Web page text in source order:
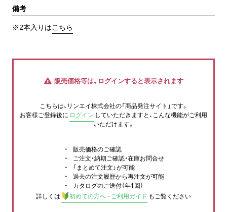
備考
※2本入りはこちら
販売価格等は、ログインすると表示されます
こちらは、リンエイ株式会社の「商品発注サイト」です。
お客様ご登録後に ログイン していただきますと、こんな機能がご利用
いただけます。
販売価格のご確認
ご注文・納期ご確認・在庫お問合せ
「まとめて注文」が可能
過去の注文履歴から再注文が可能
カタログのご送付（年1回）
詳しくは
初めての方へ - ご利用ガイド もご覧ください